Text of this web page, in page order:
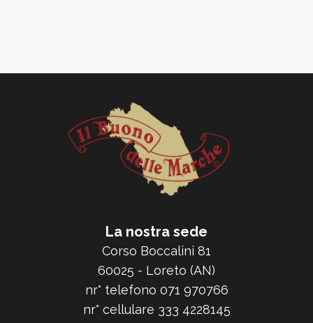
La nostra sede
Corso Boccalini 81
60025 - Loreto (AN)
nr° telefono 071 970766
nr° cellulare 333 4228145